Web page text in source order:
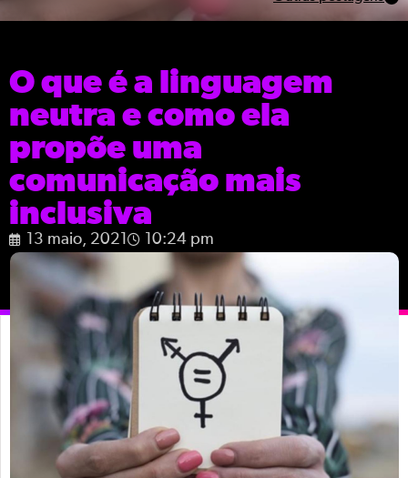
O que é a linguagem
neutra e como ela
propõe uma
comunicação mais
inclusiva
13 maio, 2021 10:24 pm